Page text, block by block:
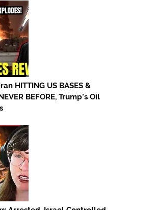
HITTING US BASES &
BEFORE, Trump’s Oil